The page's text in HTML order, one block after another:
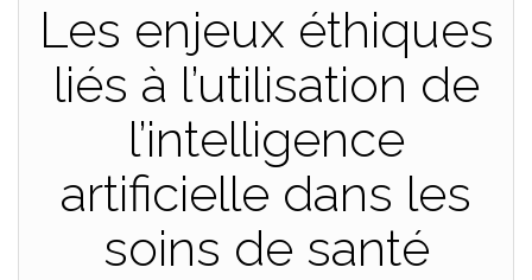
Les enjeux éthiques
liés à l’utilisation de
l’intelligence
artificielle dans les
soins de santé